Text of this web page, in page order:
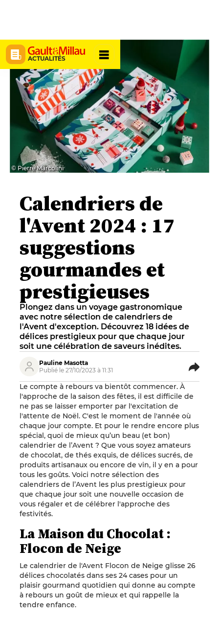
ACTUALITÉS
© ‎‎Pierre Marcolini
Calendriers de
l'Avent 2024 : 17
suggestions
gourmandes et
prestigieuses
Plongez dans un voyage gastronomique
avec notre sélection de calendriers de
l'Avent d'exception. Découvrez 18 idées de
délices prestigieux pour que chaque jour
soit une célébration de saveurs inédites.
Pauline Masotta
Publié le 27/10/2023 à 11:31
Le compte à rebours va bientôt commencer. À
l'approche de la saison des fêtes, il est difficile de
ne pas se laisser emporter par l'excitation de
l'attente de Noël. C'est le moment de l'année où
chaque jour compte. Et pour le rendre encore plus
spécial, quoi de mieux qu’un beau (et bon)
calendrier de l’Avent ? Que vous soyez amateurs
de chocolat, de thés exquis, de délices sucrés, de
produits artisanaux ou encore de vin, il y en a pour
tous les goûts. Voici notre sélection des
calendriers de l’Avent les plus prestigieux pour
que chaque jour soit une nouvelle occasion de
vous régaler et de célébrer l'approche des
festivités.
La Maison du Chocolat :
Flocon de Neige
Le calendrier de l'Avent Flocon de Neige glisse 26
délices chocolatés dans ses 24 cases pour un
plaisir gourmand quotidien qui donne au compte
à rebours un goût de mieux et qui rappelle la
tendre enfance.